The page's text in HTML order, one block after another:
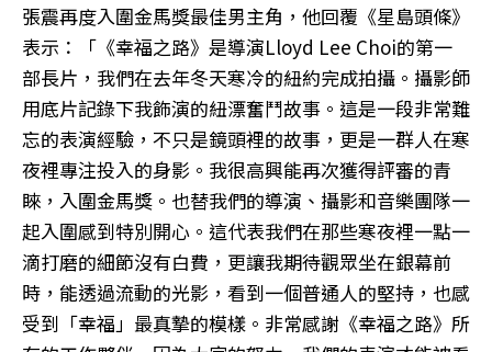
張震再度入圍金馬獎最佳男主角，他回覆《星島頭條》
表示：「《幸福之路》是導演Lloyd Lee Choi的第一
部長片，我們在去年冬天寒冷的紐約完成拍攝。攝影師
用底片記錄下我飾演的紐漂奮鬥故事。這是一段非常難
忘的表演經驗，不只是鏡頭裡的故事，更是一群人在寒
夜裡專注投入的身影。我很高興能再次獲得評審的青
睞，入圍金馬獎。也替我們的導演、攝影和音樂團隊一
起入圍感到特別開心。這代表我們在那些寒夜裡一點一
滴打磨的細節沒有白費，更讓我期待觀眾坐在銀幕前
時，能透過流動的光影，看到一個普通人的堅持，也感
受到「幸福」最真摯的模樣。非常感謝《幸福之路》所